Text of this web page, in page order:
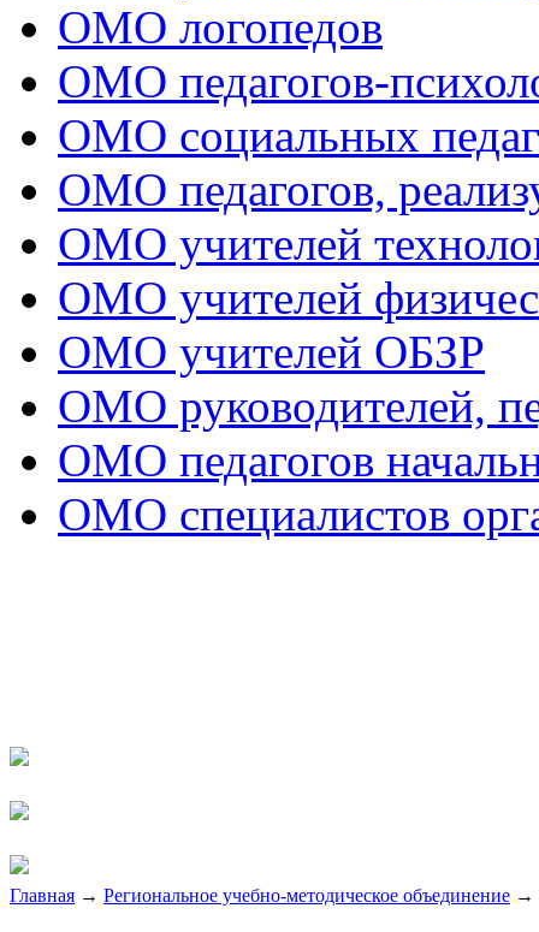
ОМО логопедов
ОМО педагогов-
ОМО социальных
ОМО педагогов,
ОМО учителей
ОМО учителей
ОМО учителей ОБЗР
ОМО руководителей,
ОМО педагогов
ОМО специалистов
Главная → Региональное учебно-методическое объединение →